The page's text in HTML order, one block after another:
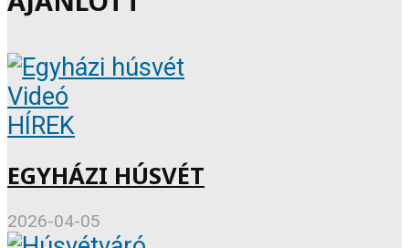
Videó
HÍREK
EGYHÁZI HÚSVÉT
2026-04-05